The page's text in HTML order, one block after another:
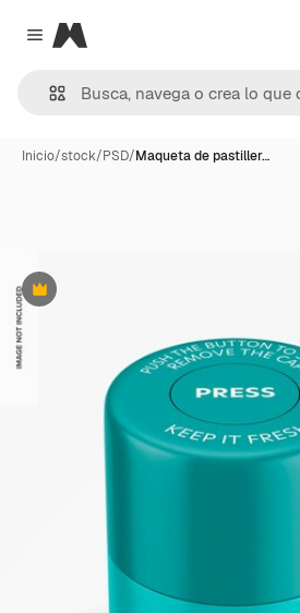
Close menu
Magnific
Inicio/stock/PSD/Maqueta de pastiller…
Premium